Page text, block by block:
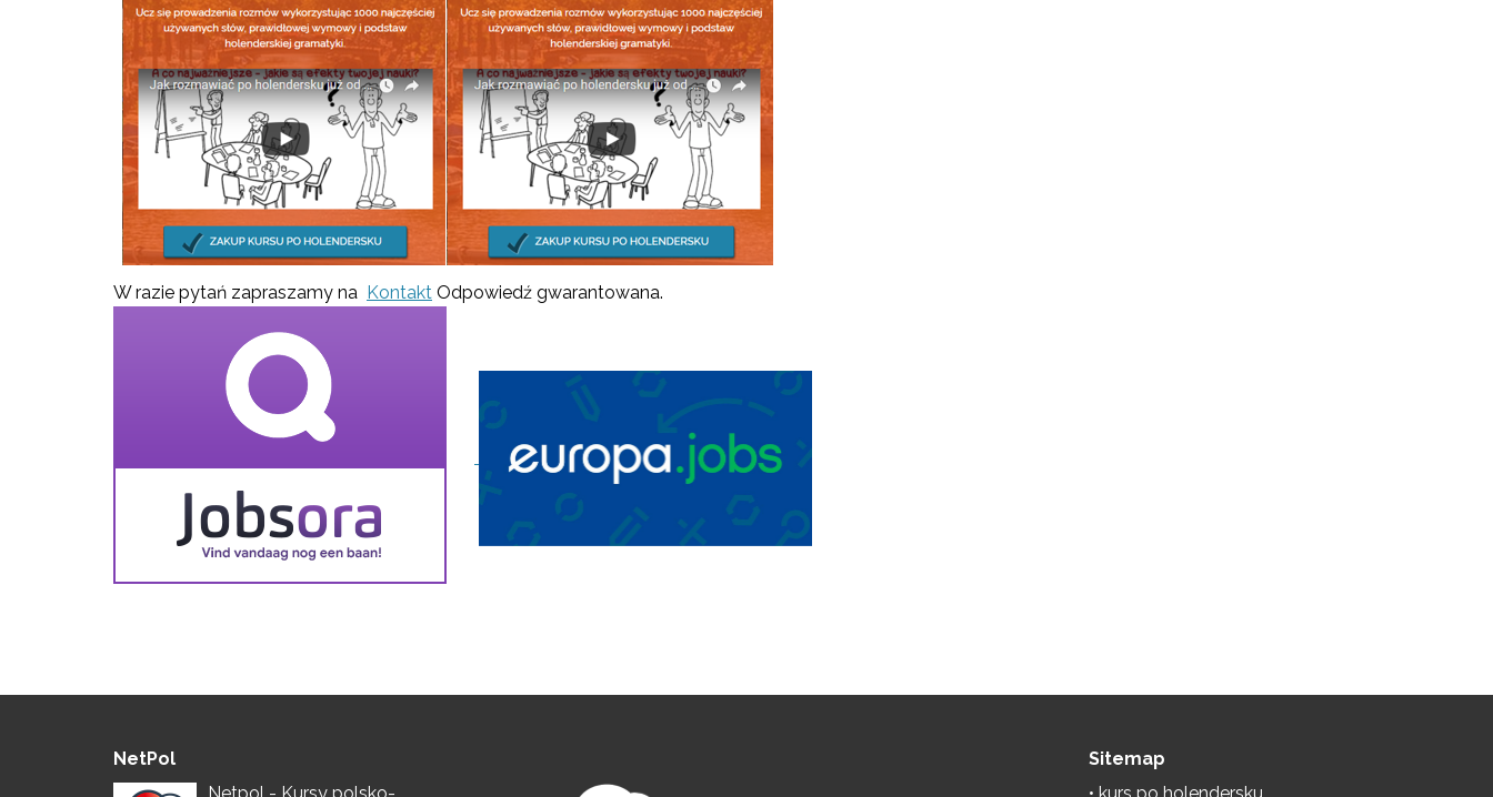
W razie pytań zapraszamy na Kontakt Odpowiedź gwarantowana.
NetPol
Netpol - Kursy polsko-
Sitemap
kurs po holendersku